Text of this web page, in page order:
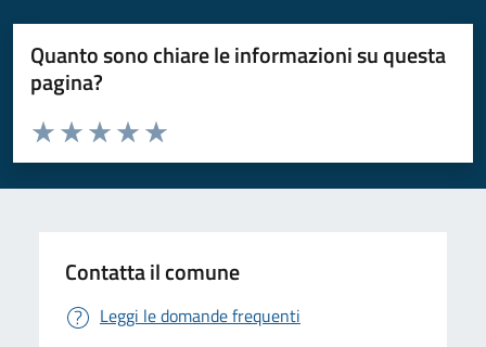
Quanto sono chiare le informazioni su questa
pagina?
Valuta da 1 a 5 stelle la pagina
Valuta 5 stelle su 5
Valuta 4 stelle su 5
Valuta 3 stelle su 5
Valuta 2 stelle su 5
Valuta 1 stelle su 5
Contatta il comune
Leggi le domande frequenti